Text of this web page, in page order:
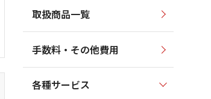
取扱商品一覧
手数料・その他費用
各種サービス